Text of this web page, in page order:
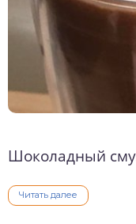
Шоколадный
Читать далее